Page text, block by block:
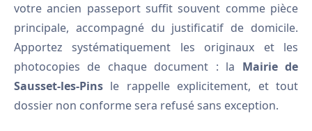
votre ancien passeport suffit souvent comme pièce
principale, accompagné du justificatif de domicile.
Apportez systématiquement les originaux et les
photocopies de chaque document : la Mairie de
Sausset-les-Pins le rappelle explicitement, et tout
dossier non conforme sera refusé sans exception.